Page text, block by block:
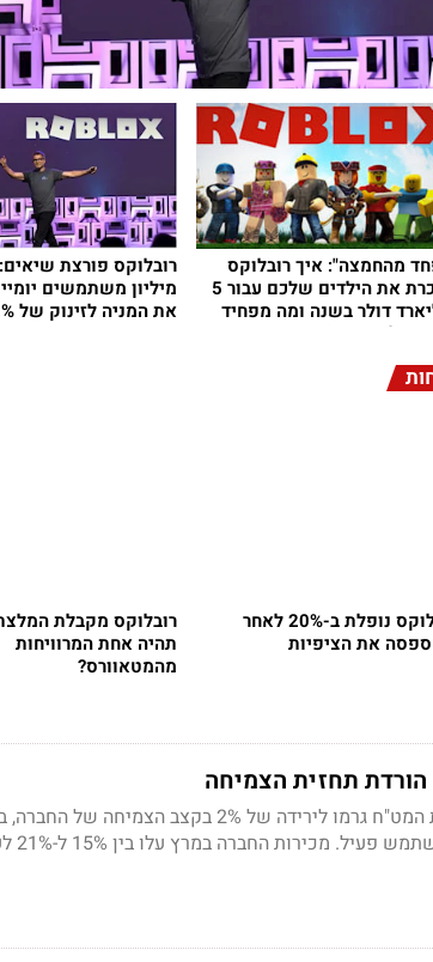
מהחמצה": איך רובלוקס
ממכרת את הילדים שלכם עבור 5
דולר בשנה ומה מפחיד
הרגולטורים?
מיליון משתמשים
את המניה לזינוק של 22%
רובלוקס נופלת ב-20% לאחר
את הציפיות
רובלוקס מקבלת
תהיה אחת המרוויחות
מהמטאוורס?
החברה פרסמה כי היא צופה כי תנועות המט"ח גרמו לירידה של 2% בקצב הצמיחה
דיווחה על